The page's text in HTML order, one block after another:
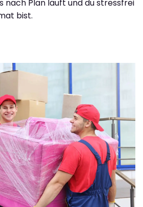
nach Plan läuft und du stressfrei
bist.